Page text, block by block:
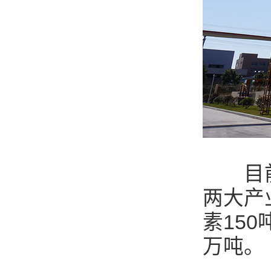
目前
两大产
素150
万吨。